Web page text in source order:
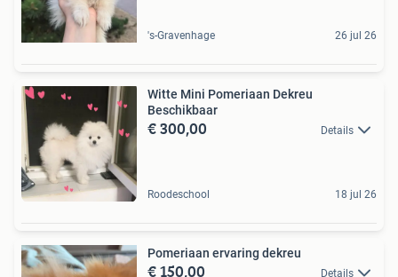
's-Gravenhage 26 jul 26
Witte Mini Pomeriaan Dekreu
Beschikbaar
€ 300,00 Details
Roodeschool 18 jul 26
Pomeriaan ervaring dekreu
€ 150,00 Details